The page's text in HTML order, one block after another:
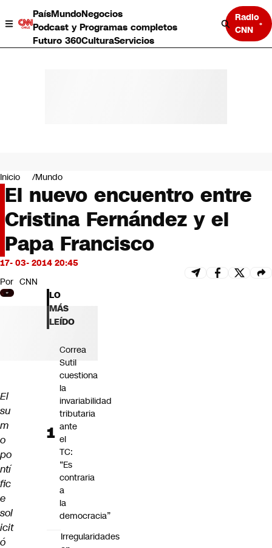
PaísMundoNegocios
Podcast y Programas completos
Futuro 360CulturaServicios
Radio
CNN
Negocios
Deportes
Programas completos
Cultura
Servicios
Bits
CNN Data
CNN tiempo
Futuro 360
Opinión
Inicio Mundo
El nuevo encuentro entre
Cristina Fernández y el
Papa Francisco
17- 03- 2014 20:45
Por CNN
El
su
m
o
po
ntí
fic
e
sol
icit
ó
LO
MÁS
LEÍDO
Correa
Sutil
cuestiona
la
invariabilidad
tributaria
ante
el
TC:
“Es
contraria
a
la
democracia”
Irregularidades